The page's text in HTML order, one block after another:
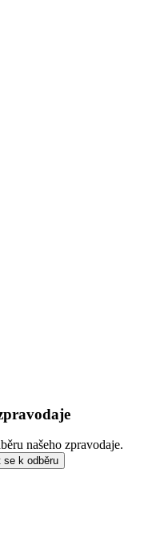
našeho zpravodaje.
se k odběru